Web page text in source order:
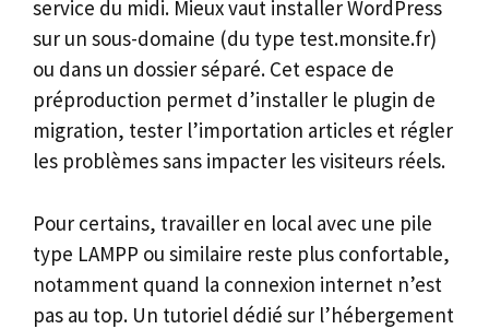
service du midi. Mieux vaut installer WordPress
sur un sous-domaine (du type test.monsite.fr)
ou dans un dossier séparé. Cet espace de
préproduction permet d’installer le plugin de
migration, tester l’importation articles et régler
les problèmes sans impacter les visiteurs réels.
Pour certains, travailler en local avec une pile
type LAMPP ou similaire reste plus confortable,
notamment quand la connexion internet n’est
pas au top. Un tutoriel dédié sur l’hébergement